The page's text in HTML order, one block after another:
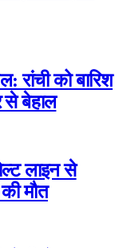
को बारिश
से बेहाल
लाइन से
मौत